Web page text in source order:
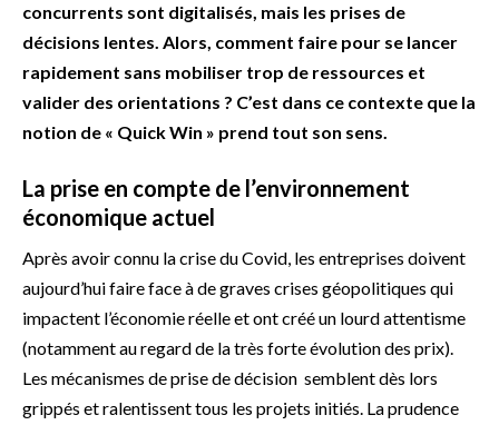
concurrents sont digitalisés, mais les prises de
décisions lentes. Alors, comment faire pour se lancer
rapidement sans mobiliser trop de ressources et
valider des orientations ? C’est dans ce contexte que la
notion de « Quick Win » prend tout son sens.
La prise en compte de l’environnement
économique actuel
Après avoir connu la crise du Covid, les entreprises doivent
aujourd’hui faire face à de graves crises géopolitiques qui
impactent l’économie réelle et ont créé un lourd attentisme
(notamment au regard de la très forte évolution des prix).
Les mécanismes de prise de décision semblent dès lors
grippés et ralentissent tous les projets initiés. La prudence